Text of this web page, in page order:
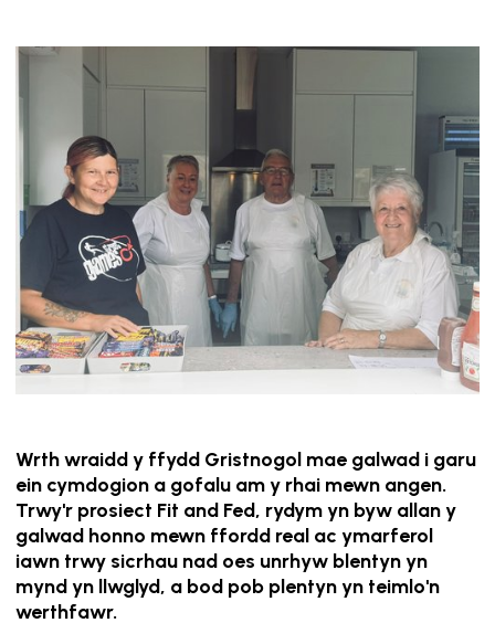
Wrth wraidd y ffydd Gristnogol mae galwad i garu
ein cymdogion a gofalu am y rhai mewn angen.
Trwy'r prosiect Fit and Fed, rydym yn byw allan y
galwad honno mewn ffordd real ac ymarferol
iawn trwy sicrhau nad oes unrhyw blentyn yn
mynd yn llwglyd, a bod pob plentyn yn teimlo'n
werthfawr.